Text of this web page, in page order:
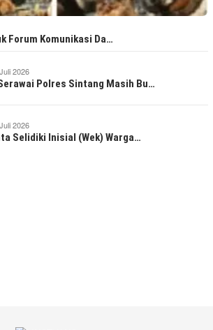
Forum Komunikasi Da…
2026
Polres Sintang Masih Bu…
2026
Selidiki Inisial (Wek) Warga…